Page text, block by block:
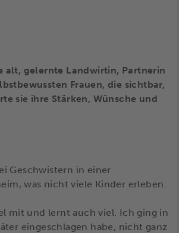
alt, gelernte Landwirtin, Partnerin
Frauen, die sichtbar,
sie ihre Stärken, Wünsche und
Geschwistern in einer
was nicht viele Kinder erleben.
mit und lernt auch viel. Ich ging in
eingeschlagen habe, nicht ganz